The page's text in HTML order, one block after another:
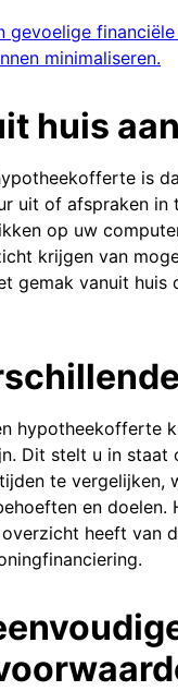
gevoelige
minimaliseren.
huis
is
uit of afspraken in
op uw
krijgen van
gemak vanuit
hypotheekofferte
Dit stelt u in
te vergelijken,
en
heeft van